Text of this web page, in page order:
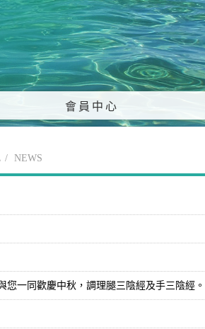
會員中心
NEWS
您一同歡慶中秋，調理腿三陰經及手三陰經。